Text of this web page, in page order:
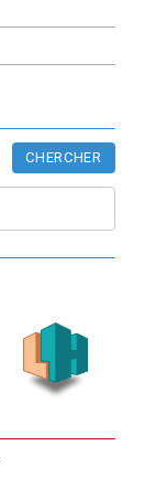
CHERCHER